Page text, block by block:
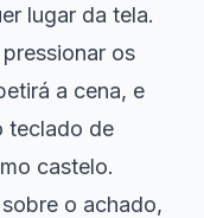
lugar da tela.
os
a cena, e
teclado de
castelo.
o achado,